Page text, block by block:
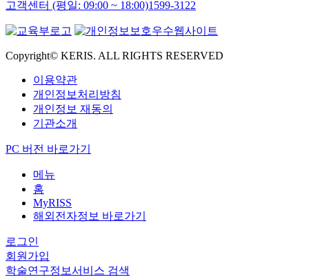
고객센터 (평일: 09:00 ~ 18:00)1599-3122
Copyright© KERIS. ALL RIGHTS RESERVED
이용약관
개인정보처리방침
개인정보 재동의
기관소개
PC 버전 바로가기
메뉴
홈
MyRISS
해외전자정보 바로가기
로그인
회원가입
학술연구정보서비스 검색